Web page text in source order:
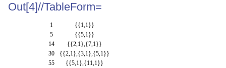
Out[4]//TableForm=
1
{{1,1}}
5
{{5,1}}
14
{{2,1},{7,1}}
30
{{2,1},{3,1},{5,1}}
55
{{5,1},{11,1}}